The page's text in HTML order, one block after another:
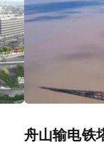
迪拜大厦